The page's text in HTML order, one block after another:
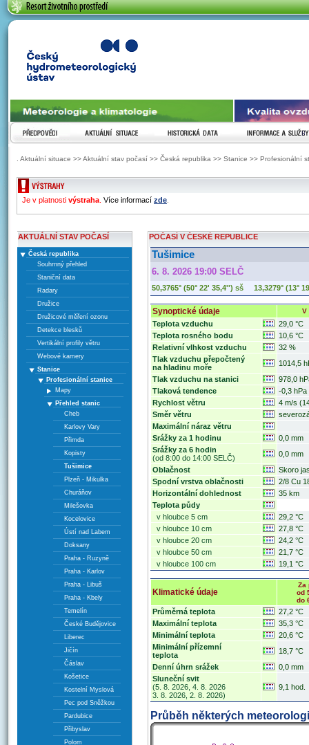
ČESKÝ HYDROMETEOROLOGICKÝ ÚSTAV
PŘEDPOVĚDI AKTUÁLNÍ SITUACE HISTORICKÁ DATA INFORMACE A
. Aktuální situace >> Aktuální stav počasí >> Česká republika >> Stanice >> Profesionální
ZOBRAZENI VYSTRAH
Je v platnosti výstraha Více informací zde
AKTUÁLNÍ STAV POČASÍ
Česká republika
Souhrnný přehled
Staniční data
Radary
Družice
Družicové měření ozonu
Detekce blesků
Vertikální profily větru
Webové kamery
Stanice
Profesionální stanice
Mapy
Přehled stanic
Cheb
Karlovy Vary
Přimda
Kopisty
Tušimice
Plzeň - Mikulka
Churáňov
Milešovka
Kocelovice
Ústí nad Labem
Doksany
Praha - Ruzyně
Praha - Karlov
Praha - Libuš
Praha - Kbely
Temelín
České Budějovice
Liberec
Jičín
Čáslav
Košetice
Kostelní Myslová
Pec pod Sněžkou
Pardubice
Přibyslav
Polom
POČASÍ V ČESKÉ REPUBLICE
Tušimice
6. 8. 2026 19:00 SELČ
50,3765° (50° 22' 35,4'') sš 13,3279° (13°
Synoptické údaje V
Teplota vzduchu
29,0 °C
Teplota rosného bodu
10,6 °C
Relativní vlhkost vzduchu
32 %
Tlak vzduchu přepočtený
na hladinu moře
1014,5
Tlak vzduchu na stanici
978,0
Tlaková tendence
-0,3 hPa
Rychlost větru
4 m/s
Směr větru
Maximální náraz větru
Srážky za 1 hodinu
0,0 mm
Srážky za 6 hodin
(od 8:00 do 14:00 SELČ)
0,0 mm
Oblačnost
Skoro
Spodní vrstva oblačnosti
2/8 Cu
Horizontální dohlednost
35 km
Teplota půdy
v hloubce 5 cm
29,2 °C
v hloubce 10 cm
27,8 °C
v hloubce 20 cm
24,2 °C
v hloubce 50 cm
21,7 °C
v hloubce 100 cm
19,1 °C
Klimatické údaje
Za
od
do
Průměrná teplota
27,2 °C
Maximální teplota
35,3 °C
Minimální teplota
20,6 °C
Minimální přízemní
teplota
18,7 °C
Denní úhrn srážek
0,0 mm
Sluneční svit
(5. 8. 2026, 4. 8. 2026
3. 8. 2026, 2. 8. 2026)
9,1 hod.
Průběh některých